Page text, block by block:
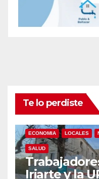
Te lo perdiste
ECONOMIA LOCALES
SALUD
Iriarte y la